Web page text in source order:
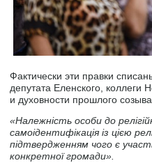
Фактически эти правки
депутата Еленского, коллеги
и духовности прошлого
«Належність особи до
самоідентифікація із цією
підтвердженням чого є
конкретної громади».